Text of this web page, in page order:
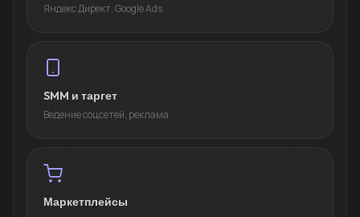
Яндекс Директ, Google Ads
SMM и таргет
Ведение соцсетей, реклама
Маркетплейсы